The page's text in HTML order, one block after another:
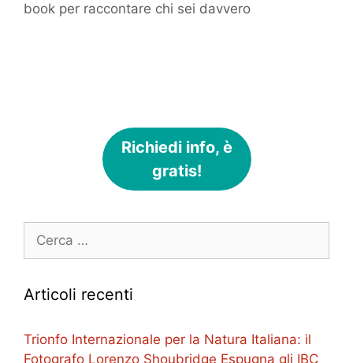
book per raccontare chi sei davvero
Richiedi info, è
gratis!
Ricerca
Articoli recenti
Trionfo Internazionale per la Natura Italiana: il
Fotografo Lorenzo Shoubridge Espugna gli IBC